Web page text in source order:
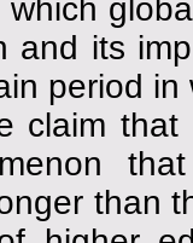
and its
period
claim
than